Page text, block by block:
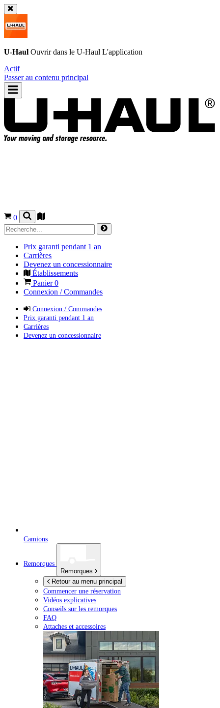
U-Haul Ouvrir dans le U-Haul L'application
Actif
Passer au contenu principal
0
Prix garanti pendant 1 an
Carrières
Devenez un concessionnaire
Établissements
Panier0
Connexion / Commandes
Connexion / Commandes
Prix garanti pendant 1 an
Carrières
Devenez un concessionnaire
Camions
Remorques
Remorques
Retour au menu principal
Commencer une réservation
Vidéos explicatives
Conseils sur les remorques
FAQ
Attaches et accessoires